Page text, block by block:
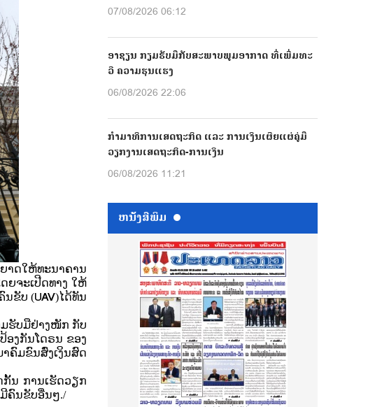
າດໃຫ້ທະນາຄານ
ຍຈະເປີດທາງ ໃຫ້
ນຂັບ (UAV)ໄດ້ທັນ
ມຮັບມືຢ່າງໜັກ ກັບ
ອງກັນໂດຣນ ຂອງ
ຄົມຂົນສົ່ງເງິນສົດ
ນ ການເຮັດວຽກ
ຄົນຂັບອື່ນໆ./
07/08/2026 06:12
ອາຊຽນ ກຽມຮັບມືກັບສະພາບພູມອາກາດ ທີ່ເພີ່ມທະ
ວີ ຄວາມຮຸນແຮງ
06/08/2026 22:06
ກຳມາທິການເສດຖະກິດ ແລະ ການເງິນເຜີຍແຜ່ຄູ່ມື
ວຽກງານເສດຖະກິດ-ການເງິນ
06/08/2026 11:21
ຫນ້ັງສືພິມ